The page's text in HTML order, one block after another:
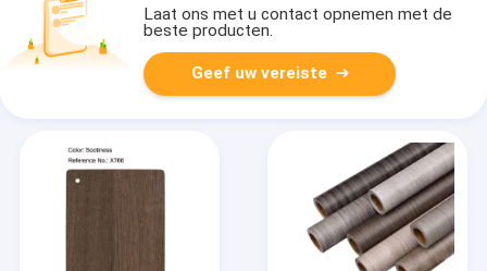
Laat ons met u contact opnemen met de
beste producten.
Geef uw vereiste